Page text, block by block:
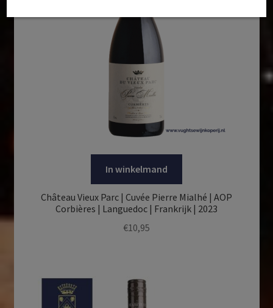
In winkelmand
Château Vieux Parc | Cuvée Pierre Mialhé | AOP
Corbières | Languedoc | Frankrijk | 2023
€10,95